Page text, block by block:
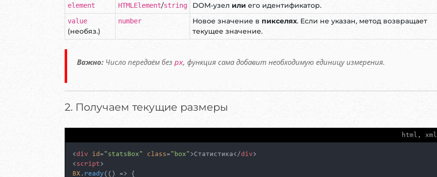
element HTMLElement/string DOM-узел или его идентификатор.
value
(необяз.)
number Новое значение в пикселях. Если не указан, метод возвращает
текущее значение.
Важно:Число передаём без px, функция сама добавит необходимую единицу измерения.
2. Получаем текущие размеры
html, xml
<div id = "statsBox" class= "box" >Статистика</div>
< script>
BX. ready ( () => {